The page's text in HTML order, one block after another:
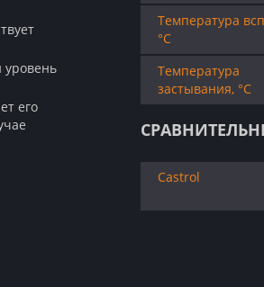
его
Температура
°C
Температура
застывания, °C
Castrol